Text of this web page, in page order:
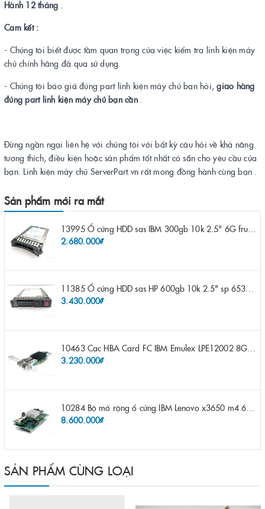
Hành 12 tháng
Cam kết :
- Chúng tôi biết được tầm quan trọng của việc kiểm tra linh kiện máy
chủ chính hãng đã qua sử dụng.
- Chúng tôi báo giá đúng part linh kiện máy chủ bạn hỏi,giao hàng
đúng part linh kiện máy chủ bạn cần.
Đừng ngần ngại liên hệ với chúng tôi với bất kỳ câu hỏi về khả năng
tương thích, điều kiện hoặc sản phẩm tốt nhất có sẵn cho yêu cầu của
bạn. Linh kiện máy chủ ServerPart.vn rất mong đồng hành cùng bạn .
Sản phẩm mới ra mắt
2.680.000₫
3.430.000₫
3.230.000₫
8.600.000₫
SẢN PHẨM CÙNG LOẠI